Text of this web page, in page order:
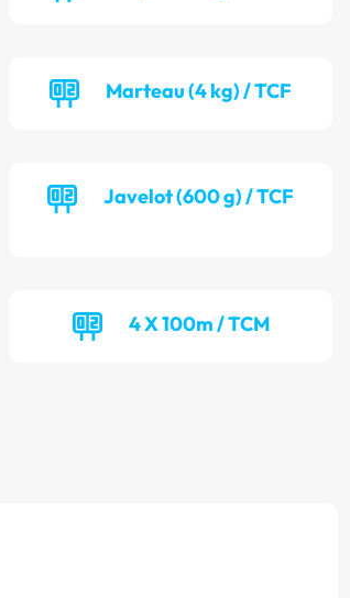
Marteau (4 kg) / TCF
Javelot (600 g) / TCF
4 X 100m / TCM